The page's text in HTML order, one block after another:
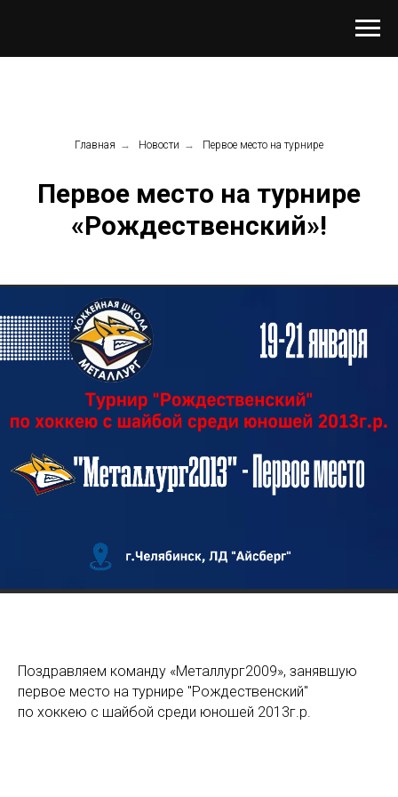
Главная → Новости → Первое место на турнире
Первое место на турнире
«Рождественский»!
Поздравляем команду «Металлург2009», занявшую
первое место на турнире "Рождественский"
по хоккею с шайбой среди юношей 2013г.р.